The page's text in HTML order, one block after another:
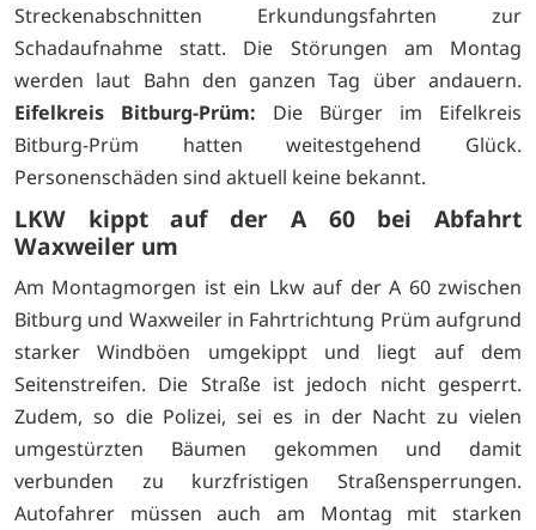
Streckenabschnitten Erkundungsfahrten zur
Schadaufnahme statt. Die Störungen am Montag
werden laut Bahn den ganzen Tag über andauern.
Eifelkreis Bitburg-Prüm: Die Bürger im Eifelkreis
Bitburg-Prüm hatten weitestgehend Glück.
Personenschäden sind aktuell keine bekannt.
LKW kippt auf der A 60 bei Abfahrt
Waxweiler um
Am Montagmorgen ist ein Lkw auf der A 60 zwischen
Bitburg und Waxweiler in Fahrtrichtung Prüm aufgrund
starker Windböen umgekippt und liegt auf dem
Seitenstreifen. Die Straße ist jedoch nicht gesperrt.
Zudem, so die Polizei, sei es in der Nacht zu vielen
umgestürzten Bäumen gekommen und damit
verbunden zu kurzfristigen Straßensperrungen.
Autofahrer müssen auch am Montag mit starken